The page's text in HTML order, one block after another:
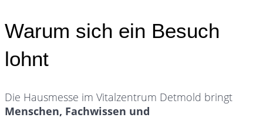
Warum sich ein Besuch
lohnt
Die Hausmesse im Vitalzentrum Detmold bringt
Menschen, Fachwissen und